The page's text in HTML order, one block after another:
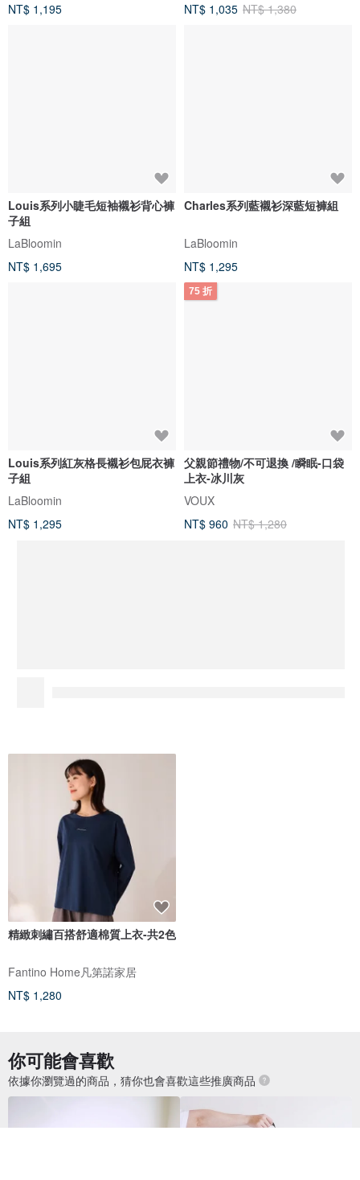
NT$ 1,195
NT$ 1,035 NT$ 1,380
Louis系列小睫毛短袖襯衫背心褲
子組
LaBloomin
NT$ 1,695
Charles系列藍襯衫深藍短褲組
LaBloomin
NT$ 1,295
Louis系列紅灰格長襯衫包屁衣褲
子組
LaBloomin
NT$ 1,295
75 折
父親節禮物/不可退換 /瞬眠-口袋
上衣-冰川灰
VOUX
NT$ 960 NT$ 1,280
精緻刺繡百搭舒適棉質上衣-共2色
Fantino Home凡第諾家居